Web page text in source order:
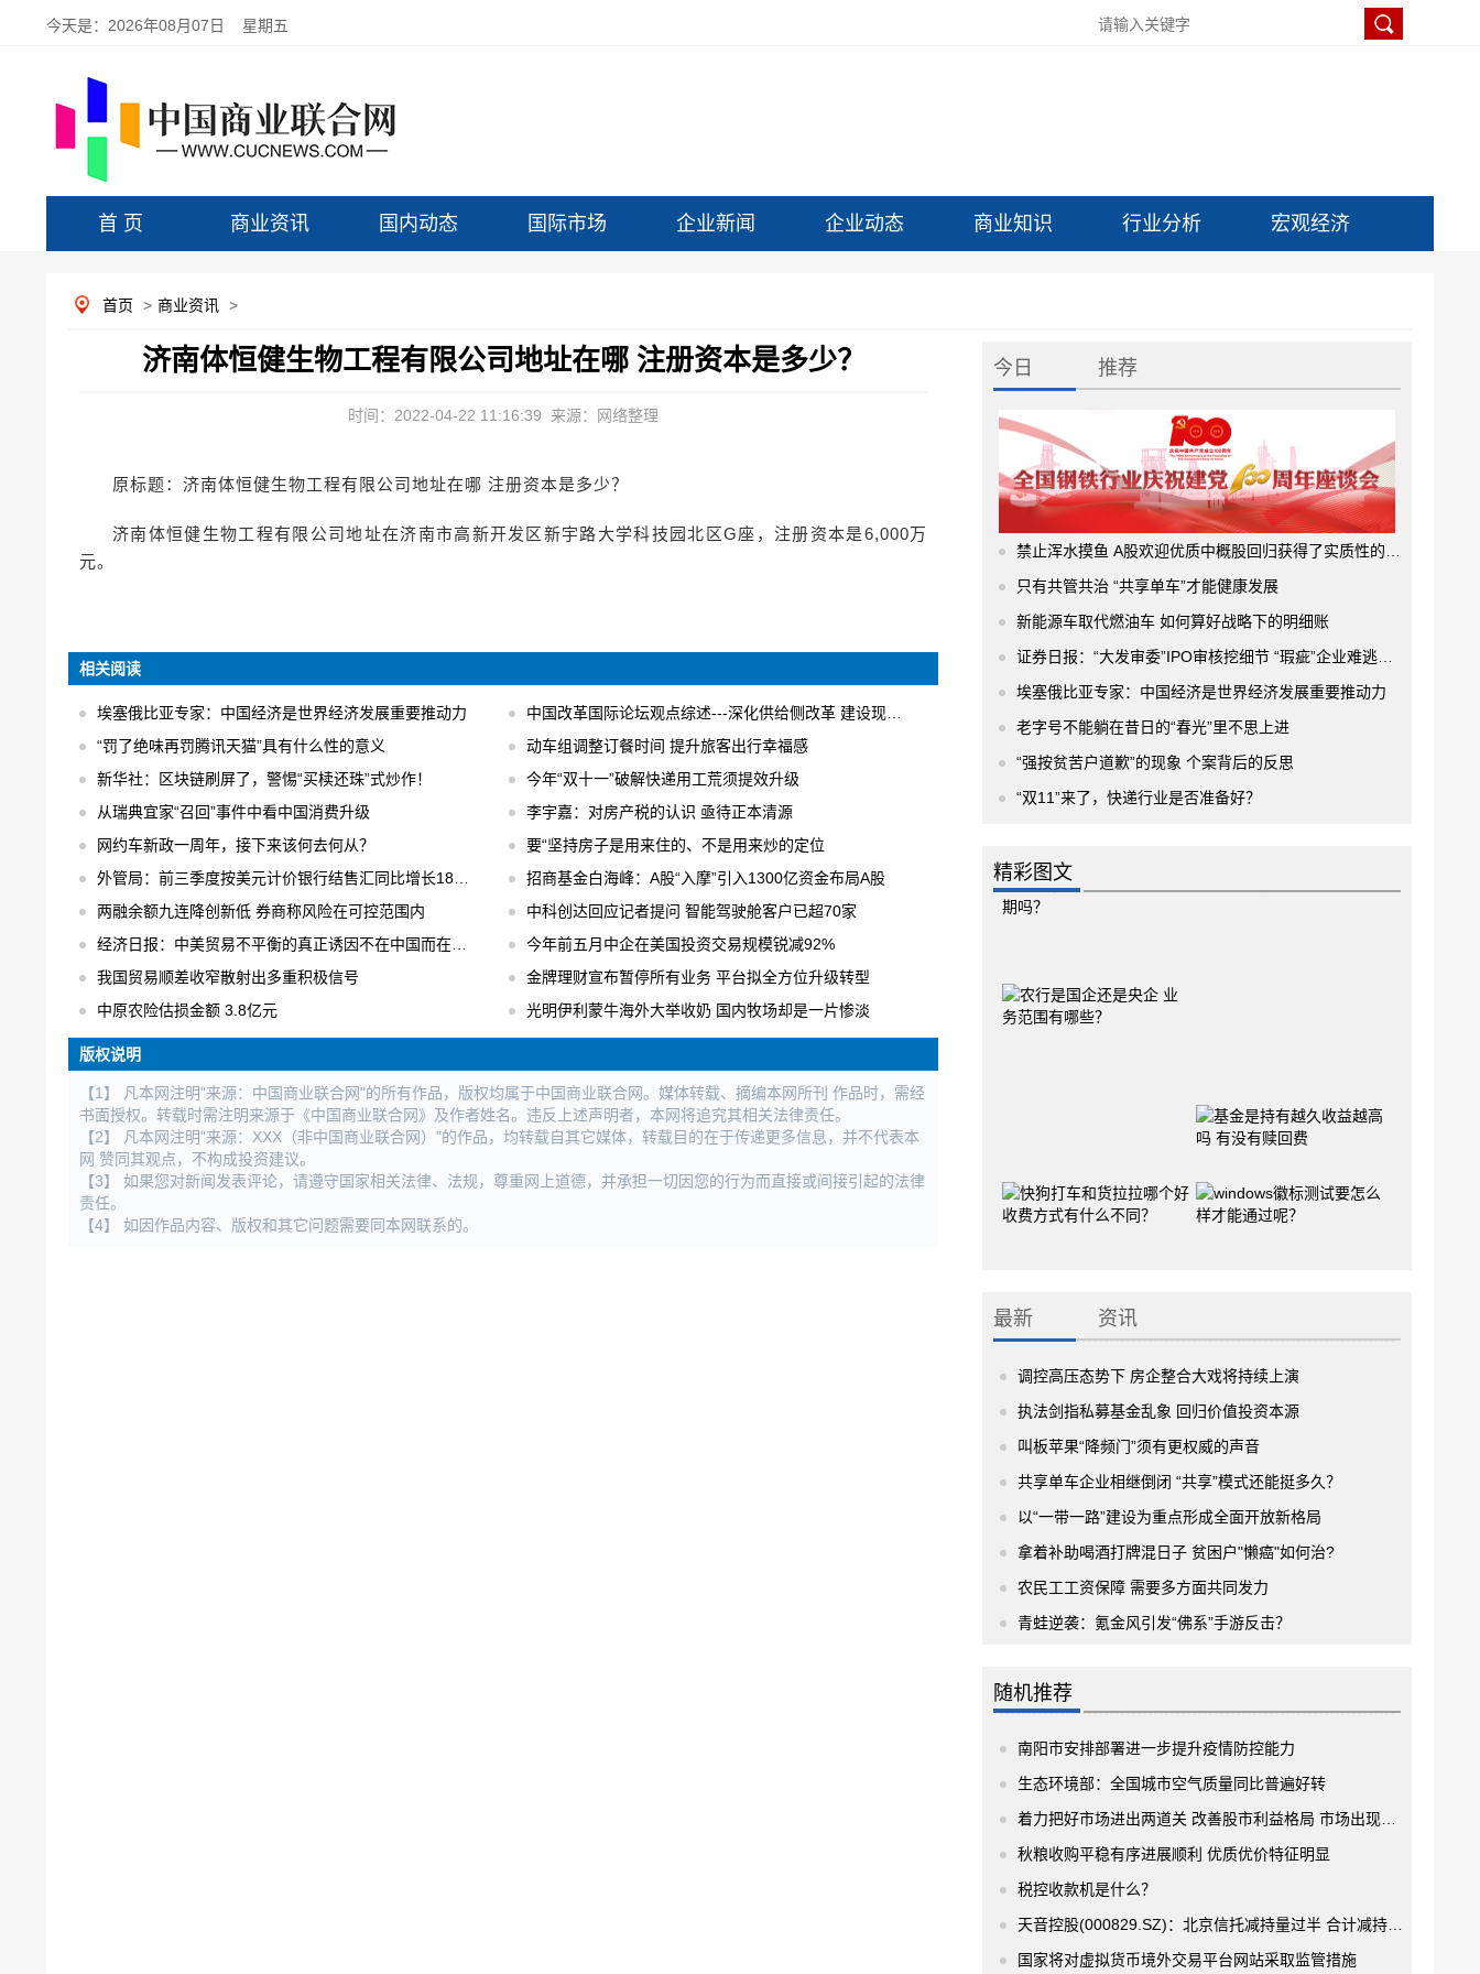
今天是： 2026年08月07日 星期五
首 页 商业资讯 国内动态 国际市场 企业新闻 企业动态 商业知识 行业分析 宏观经济
首页 > 商业资讯 >
济南体恒健生物工程有限公司地址在哪 注册资本是多少？
时间：2022-04-22 11:16:39 来源：网络整理
原标题：济南体恒健生物工程有限公司地址在哪 注册资本是多少？
济南体恒健生物工程有限公司地址在济南市高新开发区新宇路大学科技园北区G座，注册资本是6,000万
元。
相关阅读
埃塞俄比亚专家：中国经济是世界经济发展重要推动力
中国改革国际论坛观点综述---深化供给侧改革 建设现代化经济体系
“罚了绝味再罚腾讯天猫”具有什么性的意义
动车组调整订餐时间 提升旅客出行幸福感
新华社：区块链刷屏了，警惕“买椟还珠”式炒作！
今年“双十一”破解快递用工荒须提效升级
从瑞典宜家“召回”事件中看中国消费升级
李宇嘉：对房产税的认识 亟待正本清源
网约车新政一周年，接下来该何去何从？
要“坚持房子是用来住的、不是用来炒的定位
外管局：前三季度按美元计价银行结售汇同比增长18% 结售汇逆差下降75%
招商基金白海峰：A股“入摩”引入1300亿资金布局A股
两融余额九连降创新低 券商称风险在可控范围内
中科创达回应记者提问 智能驾驶舱客户已超70家
经济日报：中美贸易不平衡的真正诱因不在中国而在美国
今年前五月中企在美国投资交易规模锐减92%
我国贸易顺差收窄散射出多重积极信号
金牌理财宣布暂停所有业务 平台拟全方位升级转型
中原农险估损金额 3.8亿元
光明伊利蒙牛海外大举收奶 国内牧场却是一片惨淡
版权说明
【1】 凡本网注明"来源：中国商业联合网"的所有作品，版权均属于中国商业联合网。媒体转载、摘编本网所刊 作品时，需经
书面授权。转载时需注明来源于《中国商业联合网》及作者姓名。违反上述声明者，本网将追究其相关法律责任。
【2】 凡本网注明"来源：XXX（非中国商业联合网）"的作品，均转载自其它媒体，转载目的在于传递更多信息，并不代表本
网 赞同其观点，不构成投资建议。
【3】 如果您对新闻发表评论，请遵守国家相关法律、法规，尊重网上道德，并承担一切因您的行为而直接或间接引起的法律
责任。
【4】 如因作品内容、版权和其它问题需要同本网联系的。
今日 推荐
禁止浑水摸鱼 A股欢迎优质中概股回归获得了实质性的进展
只有共管共治 “共享单车”才能健康发展
新能源车取代燃油车 如何算好战略下的明细账
证券日报：“大发审委”IPO审核挖细节 “瑕疵”企业难逃法眼
埃塞俄比亚专家：中国经济是世界经济发展重要推动力
老字号不能躺在昔日的“春光”里不思上进
“强按贫苦户道歉”的现象 个案背后的反思
“双11”来了，快递行业是否准备好？
精彩图文
最新 资讯
调控高压态势下 房企整合大戏将持续上演
执法剑指私募基金乱象 回归价值投资本源
叫板苹果“降频门”须有更权威的声音
共享单车企业相继倒闭 “共享”模式还能挺多久？
以“一带一路”建设为重点形成全面开放新格局
拿着补助喝酒打牌混日子 贫困户"懒癌"如何治?
农民工工资保障 需要多方面共同发力
青蛙逆袭：氪金风引发“佛系”手游反击？
随机推荐
南阳市安排部署进一步提升疫情防控能力
生态环境部：全国城市空气质量同比普遍好转
着力把好市场进出两道关 改善股市利益格局 市场出现四大积极变化
秋粮收购平稳有序进展顺利 优质优价特征明显
税控收款机是什么？
天音控股(000829.SZ)：北京信托减持量过半 合计减持公司股份2050.2万股
国家将对虚拟货币境外交易平台网站采取监管措施